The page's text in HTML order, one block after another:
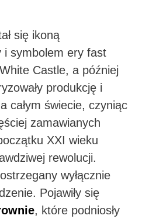
się ikoną
i symbolem ery fast
Castle, a później
produkcję i
całym świecie, czyniąc
zamawianych
XXI wieku
rewolucji.
wyłącznie
Pojawiły się
, które podniosły